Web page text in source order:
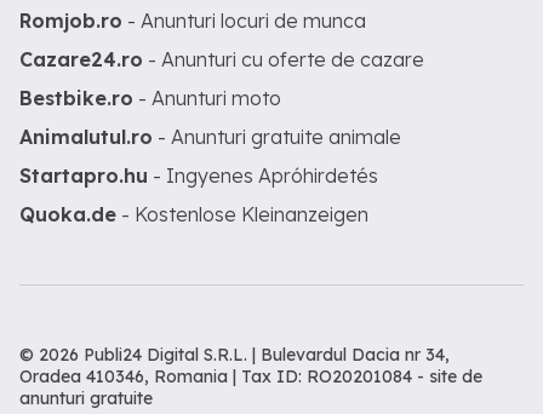
Romjob.ro - Anunturi locuri de munca
Cazare24.ro - Anunturi cu oferte de cazare
Bestbike.ro - Anunturi moto
Animalutul.ro - Anunturi gratuite animale
Startapro.hu - Ingyenes Apróhirdetés
Quoka.de - Kostenlose Kleinanzeigen
© 2026 Publi24 Digital S.R.L. | Bulevardul Dacia nr 34,
Oradea 410346, Romania | Tax ID: RO20201084 - site de
anunturi gratuite